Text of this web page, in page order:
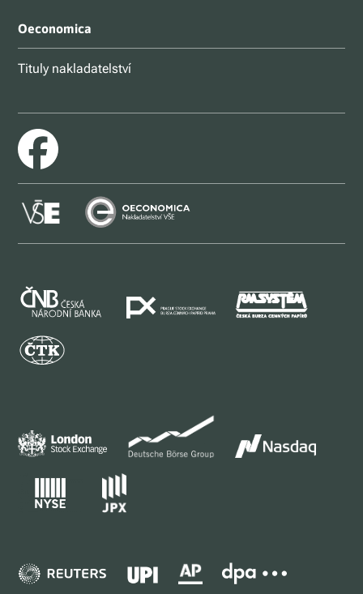
Oeconomica
Tituly nakladatelství